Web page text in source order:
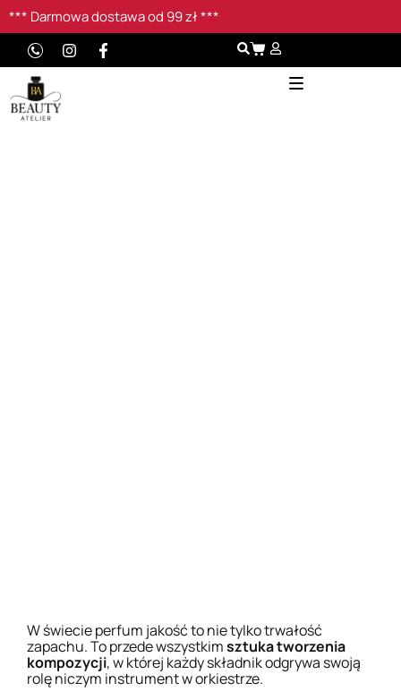
*** Darmowa dostawa od 99 zł ***
W świecie perfum jakość to nie tylko trwałość
zapachu. To przede wszystkimsztuka tworzenia
kompozycji, w której każdy składnik odgrywa swoją
rolę niczym instrument w orkiestrze.